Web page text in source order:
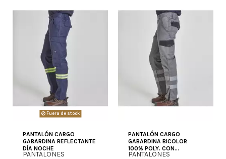
Fuera de stock
PANTALÓN CARGO
GABARDINA REFLECTANTE
DÍA NOCHE
PANTALONES
PANTALÓN CARGO
GABARDINA BICOLOR
100% POLY. CON...
PANTALONES